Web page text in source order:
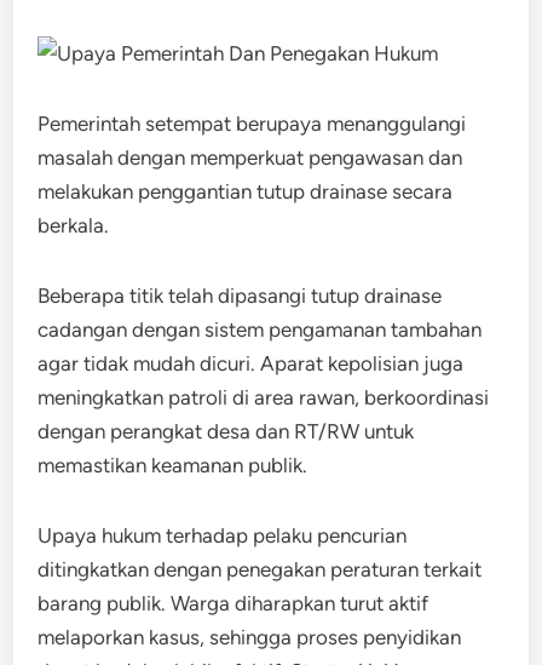
Pemerintah setempat berupaya menanggulangi
masalah dengan memperkuat pengawasan dan
melakukan penggantian tutup drainase secara
berkala.
Beberapa titik telah dipasangi tutup drainase
cadangan dengan sistem pengamanan tambahan
agar tidak mudah dicuri. Aparat kepolisian juga
meningkatkan patroli di area rawan, berkoordinasi
dengan perangkat desa dan RT/RW untuk
memastikan keamanan publik.
Upaya hukum terhadap pelaku pencurian
ditingkatkan dengan penegakan peraturan terkait
barang publik. Warga diharapkan turut aktif
melaporkan kasus, sehingga proses penyidikan